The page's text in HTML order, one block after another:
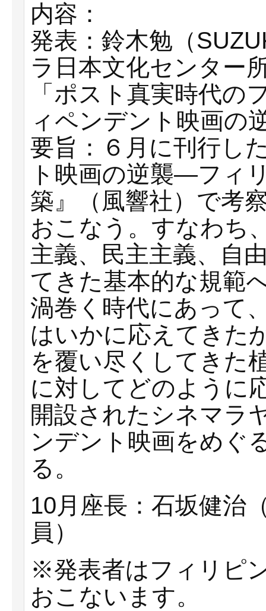
内容：
発表：鈴木勉（
ラ日本文化センター
「ポスト真実時代の
ィペンデント映画の
要旨：６月に刊行し
ト映画の逆襲―フィ
築』（風響社）で考
おこなう。すなわち
主義、民主主義、自
てきた基本的な規範
渦巻く時代にあって
はいかに応えてきた
を覆い尽くしてきた
に対してどのように
開設されたシネマラ
ンデント映画をめぐ
る。
10月座長：石坂健治
員）
※発表者はフィリピ
おこないます。